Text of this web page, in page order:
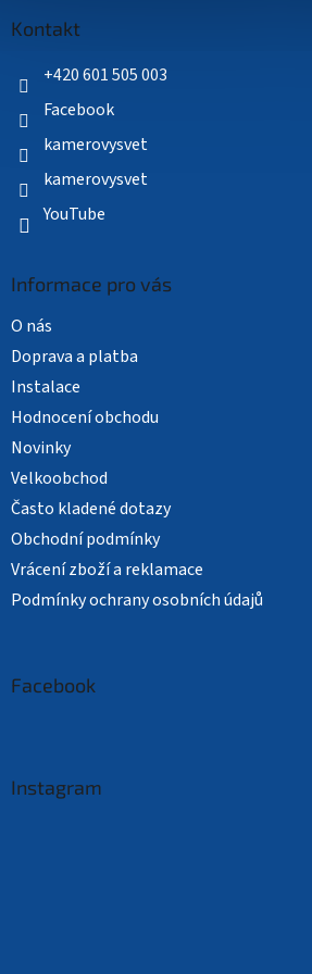
Kontakt
+420 601 505 003
Facebook
kamerovysvet
kamerovysvet
YouTube
Informace pro vás
O nás
Doprava a platba
Instalace
Hodnocení obchodu
Novinky
Velkoobchod
Často kladené dotazy
Obchodní podmínky
Vrácení zboží a reklamace
Podmínky ochrany osobních údajů
Facebook
Instagram